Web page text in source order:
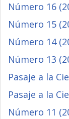
Número 16
Número 15
Número 14
Número 13
Pasaje a la
Pasaje a la
Número 11